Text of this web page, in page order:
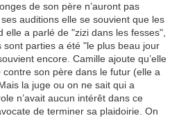
de son père n’auront pas
auditions elle se souvient que les
elle a parlé de "zizi dans les fesses",
sont parties a été "le plus beau jour
encore. Camille ajoute qu’elle
son père dans le futur (elle a
la juge ou on ne sait qui a
n’avait aucun intérêt dans ce
de terminer sa plaidoirie. On